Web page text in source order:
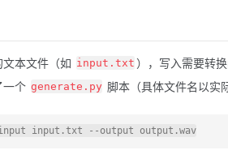
本文件（如 input.txt ），写入需要转
一个 generate.py 脚本（具体文件名以实
input.txt --output output.wav